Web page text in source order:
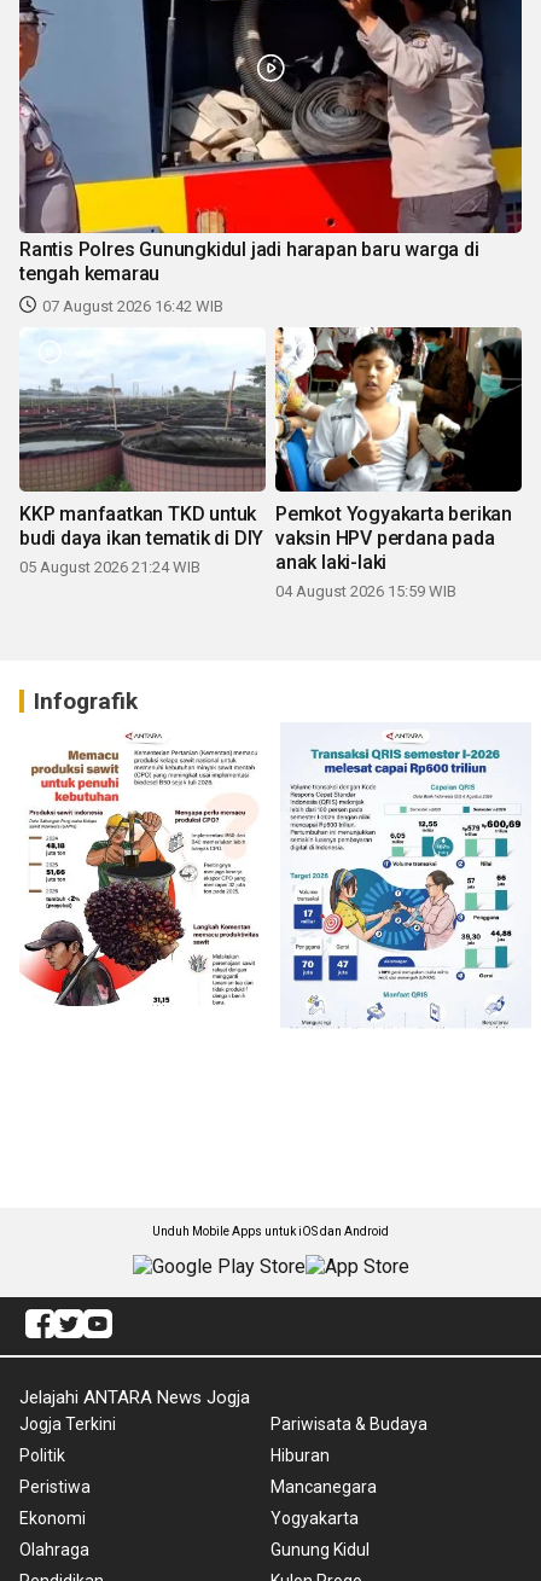
Rantis Polres Gunungkidul jadi harapan baru warga di
tengah kemarau
07 August 2026 16:42 WIB
KKP manfaatkan TKD untuk
budi daya ikan tematik di DIY
05 August 2026 21:24 WIB
Pemkot Yogyakarta berikan
vaksin HPV perdana pada
anak laki-laki
04 August 2026 15:59 WIB
Infografik
Unduh Mobile Apps untuk iOS dan Android
Jelajahi ANTARA News Jogja
Jogja Terkini
Politik
Peristiwa
Ekonomi
Olahraga
Pariwisata & Budaya
Hiburan
Mancanegara
Yogyakarta
Gunung Kidul